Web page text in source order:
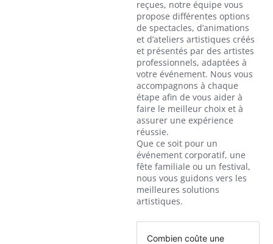
reçues, notre équipe vous
propose différentes options
de spectacles, d’animations
et d’ateliers artistiques créés
et présentés par des artistes
professionnels, adaptées à
votre événement. Nous vous
accompagnons à chaque
étape afin de vous aider à
faire le meilleur choix et à
assurer une expérience
réussie.
Que ce soit pour un
événement corporatif, une
fête familiale ou un festival,
nous vous guidons vers les
meilleures solutions
artistiques.
Combien coûte une